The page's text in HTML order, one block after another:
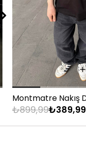
₺389,99
₺899,99